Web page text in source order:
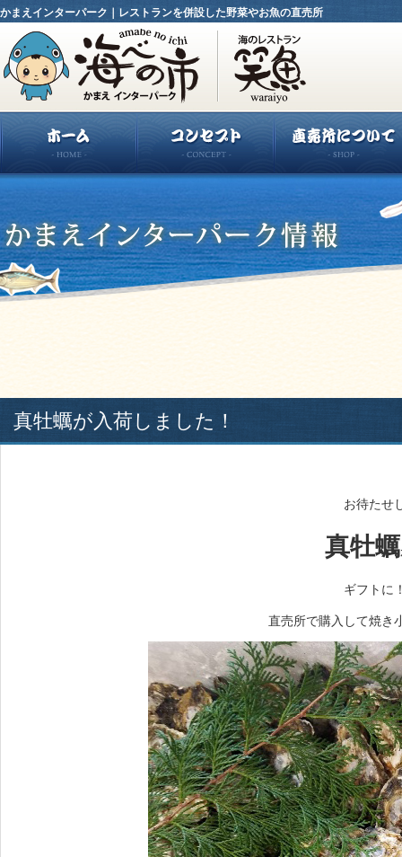
かまえインターパーク｜レストランを併設した野菜やお魚の直売所
真牡蠣が入荷しました！
お待たせ
真牡蠣
ギフトに
直売所で購入して焼き